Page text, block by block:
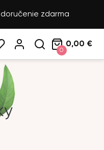
zdarma
0
0,00 €